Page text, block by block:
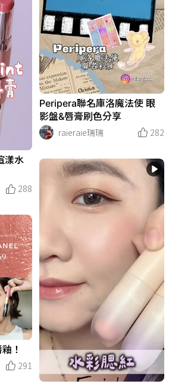
Peripera聯名庫洛魔法使 眼
影盤&唇膏刷色分享
raieraie瑞瑞
282
漾水
288
！
291